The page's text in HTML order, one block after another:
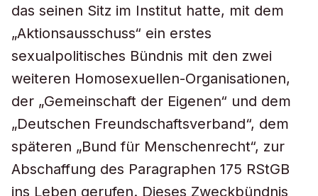
das seinen Sitz im Institut hatte, mit dem
„Aktionsausschuss“ ein erstes
sexualpolitisches Bündnis mit den zwei
weiteren Homosexuellen-Organisationen,
der „Gemeinschaft der Eigenen“ und dem
„Deutschen Freundschaftsverband“, dem
späteren „Bund für Menschenrecht“, zur
Abschaffung des Paragraphen 175 RStGB
ins Leben gerufen. Dieses Zweckbündnis